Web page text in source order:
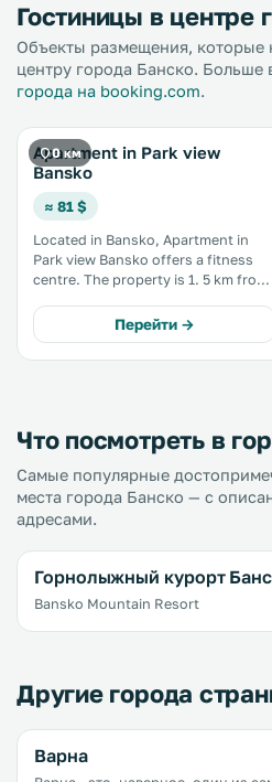
Гостиницы в центре
Объекты размещения, которые
центру города Банско. Больше
города на booking.com.
0 км
Apartment in Park view
Bansko
≈ 81 $
Located in Bansko, Apartment in
Park view Bansko offers a fitness
centre. The property is 1. 5 km from
tracks Bansko. The accommodation
will provide you with a TV, a
and a hot tub. .
Перейти →
Что посмотреть в
Самые популярные
места города Банско — с
адресами.
Горнолыжный курорт
Bansko Mountain Resort
Другие города
Варна